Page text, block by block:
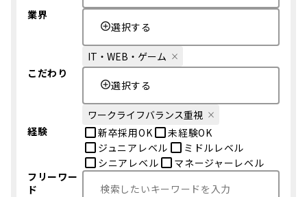
業界
選択する
IT・WEB・ゲーム
こだわり
選択する
ワークライフバランス重視
経験
新卒採用OK
未経験OK
ジュニアレベル
ミドルレベル
シニアレベル
マネージャーレベル
フリーワー
ド